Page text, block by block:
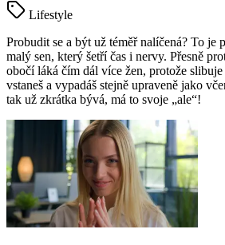
Lifestyle
Probudit se a být už téměř nalíčená? To je
malý sen, který šetří čas i nervy. Přesně
obočí láká čím dál více žen, protože
vstaneš a vypadáš stejně upraveně jako
tak už zkrátka bývá, má to svoje „ale“!